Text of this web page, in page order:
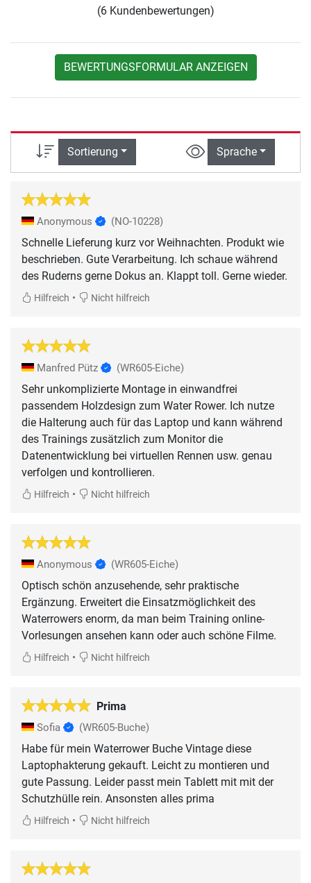
(6 Kundenbewertungen)
BEWERTUNGSFORMULAR ANZEIGEN
Sortierung Sprache
Anonymous (NO-10228)
Schnelle Lieferung kurz vor Weihnachten. Produkt wie
beschrieben. Gute Verarbeitung. Ich schaue während
Hilfreich • Nicht hilfreich
Manfred Pütz (WR605-Eiche)
Sehr unkomplizierte Montage in einwandfrei
passendem Holzdesign zum Water Rower. Ich nutze
die Halterung auch für das Laptop und kann während
des Trainings zusätzlich zum Monitor die
Datenentwicklung bei virtuellen Rennen usw. genau
verfolgen und kontrollieren.
Hilfreich • Nicht hilfreich
Anonymous (WR605-Eiche)
Optisch schön anzusehende, sehr praktische
Ergänzung. Erweitert die Einsatzmöglichkeit des
Waterrowers enorm, da man beim Training online-
Vorlesungen ansehen kann oder auch schöne Filme.
Hilfreich • Nicht hilfreich
Prima
Sofia (WR605-Buche)
Habe für mein Waterrower Buche Vintage diese
Laptophakterung gekauft. Leicht zu montieren und
gute Passung. Leider passt mein Tablett mit mit der
Schutzhülle rein. Ansonsten alles prima
Hilfreich • Nicht hilfreich